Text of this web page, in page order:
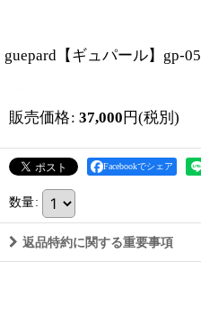
guepard【ギュパール】gp-05
販売価格: 37,000 円(税別)
Facebookでシェア
数量:
返品特約に関する重要事項